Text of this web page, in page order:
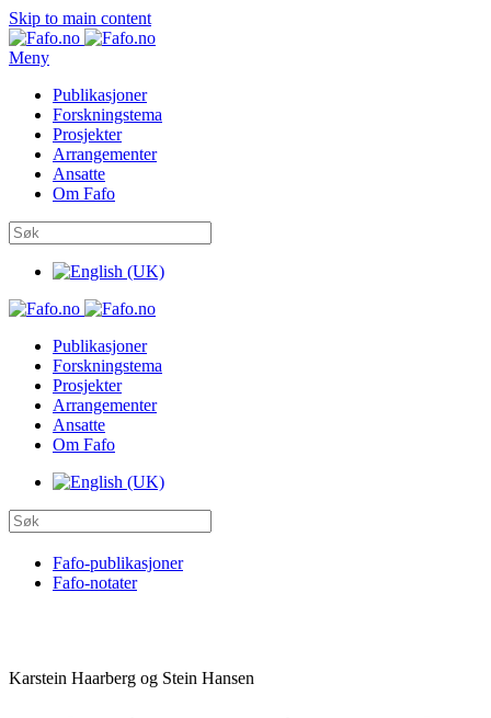
Skip to main content
Meny
Publikasjoner
Forskningstema
Prosjekter
Arrangementer
Ansatte
Om Fafo
Publikasjoner
Forskningstema
Prosjekter
Arrangementer
Ansatte
Om Fafo
Fafo-publikasjoner
Fafo-notater
Karstein Haarberg og Stein Hansen